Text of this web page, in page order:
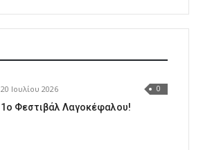
20 Ιουλίου 2026 0
1o Φεστιβάλ Λαγοκέφαλου!